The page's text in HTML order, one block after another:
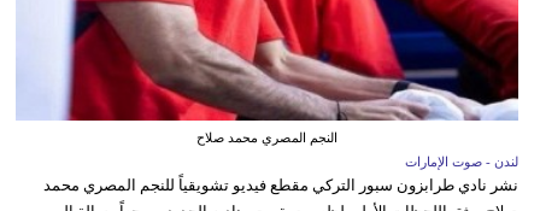
النجم المصري محمد صلاح
لندن - صوت الإمارات
نشر نادي طرابزون سبور التركي مقطع فيديو تشويقياً للنجم المصري محمد